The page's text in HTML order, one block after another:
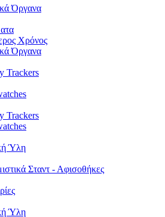
Όργανα
Χρόνος
Όργανα
Trackers
Trackers
Ύλη
Σταντ - Αφισοθήκες
Ύλη